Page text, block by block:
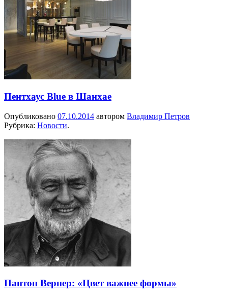
Пентхаус Blue в Шанхае
Опубликовано 07.10.2014 автором Владимир Петров
Рубрика: Новости.
Пантон Вернер: «Цвет важнее формы»